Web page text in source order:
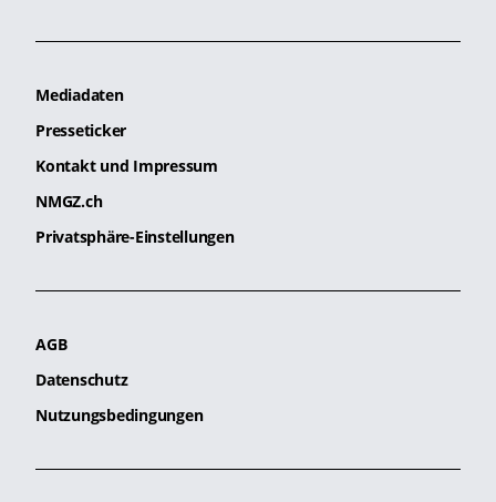
Mediadaten
Presseticker
Kontakt und Impressum
NMGZ.ch
Privatsphäre-Einstellungen
AGB
Datenschutz
Nutzungsbedingungen